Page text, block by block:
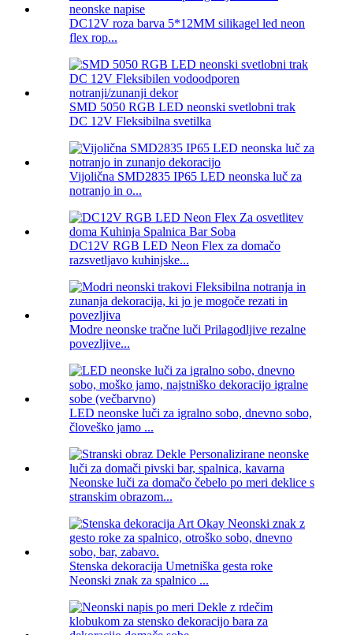
DC12V roza barva 5*12MM silikagel led neon
flex rop...
SMD 5050 RGB LED neonski svetlobni trak
DC 12V Fleksibilna svetilka
Vijolična SMD2835 IP65 LED neonska luč za
notranjo in o...
DC12V RGB LED Neon Flex za domačo
razsvetljavo kuhinjske...
Modre neonske tračne luči Prilagodljive rezalne
povezljive...
LED neonske luči za igralno sobo, dnevno sobo,
človeško jamo ...
Neonske luči za domačo čebelo po meri deklice s
stranskim obrazom...
Stenska dekoracija Umetniška gesta roke
Neonski znak za spalnico ...